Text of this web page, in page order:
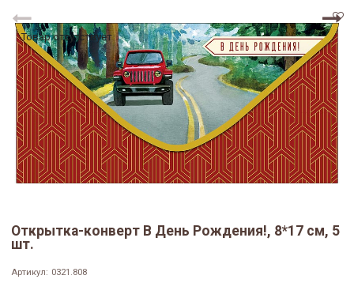
Товар отсутствует
Открытка-конверт В День Рождения!, 8*17 см, 5
шт.
Артикул: 0321.808